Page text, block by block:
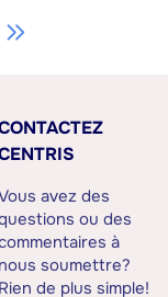
avez des
ou des
à
nous soumettre?
Rien de plus simple!